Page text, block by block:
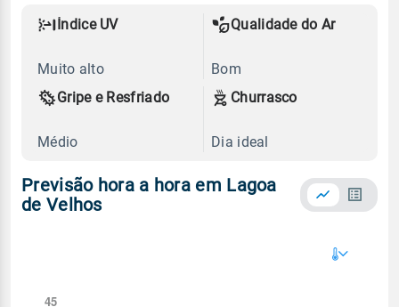
Índice UV
Muito alto
Qualidade do Ar
Bom
Gripe e Resfriado
Médio
Churrasco
Dia ideal
Previsão hora a hora em Lagoa
de Velhos